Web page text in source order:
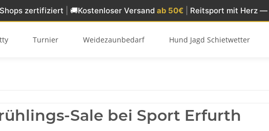
zertifiziert 🚚Kostenloser Versand ab 50€ Reitsport mit Herz —
Turnier Weidezaunbedarf Hund Jagd Schietwetter
Sale bei Sport Erfurth